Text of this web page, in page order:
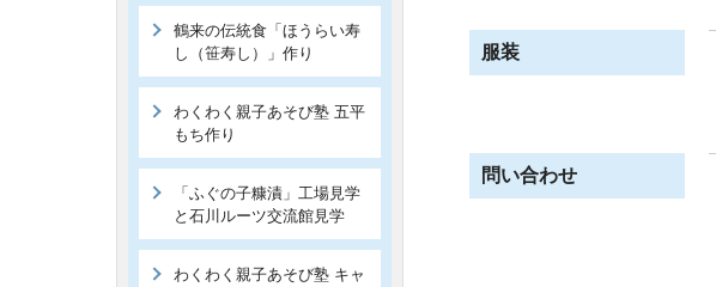
服装
問い合わせ
鶴来の伝統食「ほうらい寿
し（笹寿し）」作り
わくわく親子あそび塾 五平
もち作り
「ふぐの子糠漬」工場見学
と石川ルーツ交流館見学
わくわく親子あそび塾 キャ